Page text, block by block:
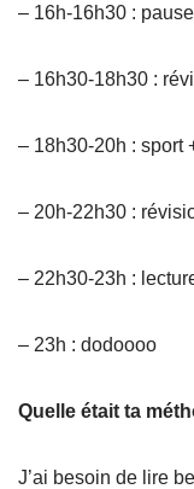
– 16h-16h30 :
– 16h30-18h30 :
– 18h30-20h : sport
– 20h-22h30 :
– 22h30-23h :
– 23h : dodoooo
Quelle était ta
J’ai besoin de lire